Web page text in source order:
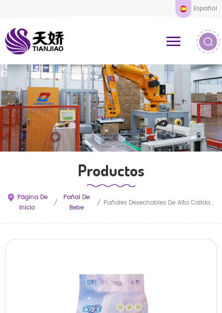
Español
Productos
Página De
Inicio
/
Pañal De
Bebe
/ Pañales Desechables De Alta Calidad Para Bebés, Transpirables Y Suaves. Todos Los Tamaños Son Negociables. Venta Al Por Mayor De Pañales Baratos Para Recién Nacidos.